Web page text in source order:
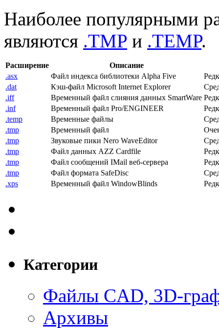
Наиболее популярными
являются .TMP и .TEMP.
Расширение
Описание
.asx
Файл индекса библиотеки Alpha Five
.dat
Кэш-файл Microsoft Internet Explorer
.iff
Временный файл слияния данных SmartWare
.inf
Временный файл Pro/ENGINEER
.temp
Временные файлы
.tmp
Временный файл
.tmp
Звуковые пики Nero WaveEditor
.tmp
Файл данных AZZ Cardfile
.tmp
Файл сообщений IMail веб-сервера
.tmp
Файл формата SafeDisc
.xps
Временный файл WindowBlinds
Категории
Файлы CAD, 3D-
Архивы